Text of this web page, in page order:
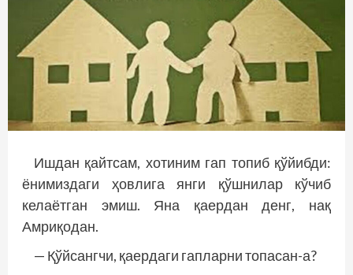
Ишдан қайтсам, хотиним гап топиб қўйибди:
ёнимиздаги ҳовлига янги қўшнилар кўчиб
келаётган эмиш. Яна қаердан денг, нақ
Амриқодан.
— Қўйсангчи, қаердаги гапларни топасан-а?